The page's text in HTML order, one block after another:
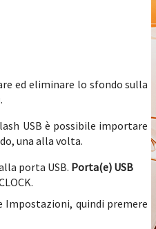
ed eliminare lo sfondo sulla
USB è possibile importare
una alla volta.
porta USB. Porta(e) USB
Impostazioni, quindi premere